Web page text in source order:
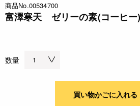
商品No.00534700
富澤寒天 ゼリーの素(コーヒ
数量
買い物かごに入れる